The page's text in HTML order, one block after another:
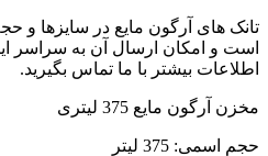
تانک های آرگون مایع در سایزها و
است و امکان ارسال آن به سراسر
اطلاعات بیشتر با ما تماس بگیرید.
مخزن آرگون مایع 375 لیتری
حجم اسمی: 375 لیتر